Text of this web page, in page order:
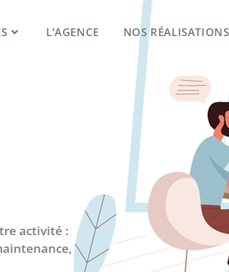
L’AGENCE NOS RÉALISATIONS
activité :